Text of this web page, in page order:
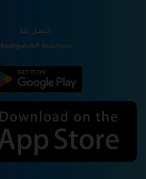
إتصل بنا
سياسية الخصوصية